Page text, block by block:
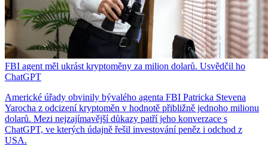
FBI agent měl ukrást kryptoměny za milion dolarů. Usvědčil ho
ChatGPT
Americké úřady obvinily bývalého agenta FBI Patricka Stevena
Yarocha z odcizení kryptoměn v hodnotě přibližně jednoho milionu
dolarů. Mezi nejzajímavější důkazy patří jeho konverzace s
ChatGPT, ve kterých údajně řešil investování peněz i odchod z
USA.